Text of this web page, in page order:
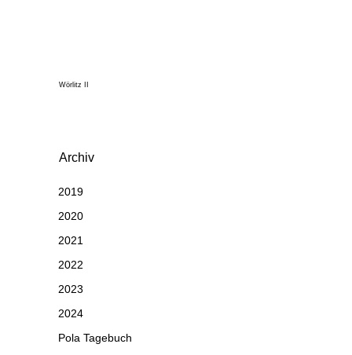
Wörlitz II
Archiv
2019
2020
2021
2022
2023
2024
Pola Tagebuch